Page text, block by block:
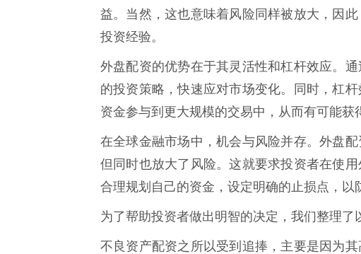
益。当然，这也意味着风险同样被放大，因
投资经验。
外盘配资的优势在于其灵活性和杠杆效应。
的投资策略，快速应对市场变化。同时，杠
资金参与到更大规模的交易中，从而有可能获
在全球金融市场中，机会与风险并存。外盘
但同时也放大了风险。这就要求投资者在使
合理规划自己的资金，设定明确的止损点，以
为了帮助投资者做出明智的决定，我们整理了
不良资产配资之所以受到追捧，主要是因为